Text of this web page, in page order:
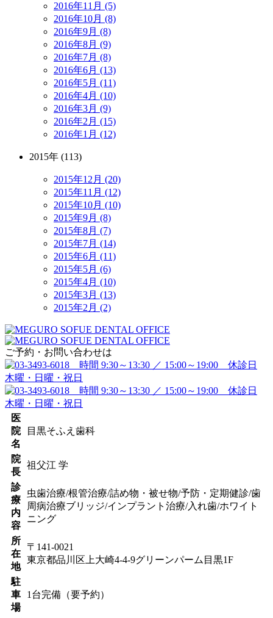
2016年11月 (5)
2016年10月 (8)
2016年9月 (8)
2016年8月 (9)
2016年7月 (8)
2016年6月 (13)
2016年5月 (11)
2016年4月 (10)
2016年3月 (9)
2016年2月 (15)
2016年1月 (12)
2015年 (113)
2015年12月 (20)
2015年11月 (12)
2015年10月 (10)
2015年9月 (8)
2015年8月 (7)
2015年7月 (14)
2015年6月 (11)
2015年5月 (6)
2015年4月 (10)
2015年3月 (13)
2015年2月 (2)
ご予約・お問い合わせは
医
院
名
目黒そふえ歯科
院
長
祖父江 学
診
療
内
容
虫歯治療/根管治療/詰め物・被せ物/予防・定期健診/歯
周病治療ブリッジ/インプラント治療/入れ歯/ホワイト
ニング
所
在
地
〒141-0021
東京都品川区上大崎4-4-9グリーンパーム目黒1F
駐
車
場
1台完備（要予約）